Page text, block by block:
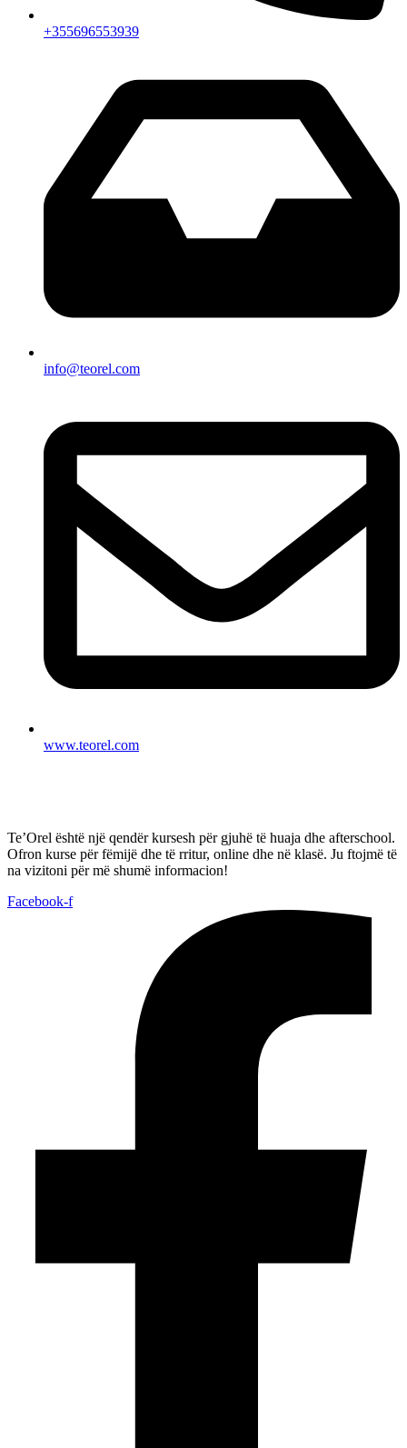
+355696553939
info@teorel.com
www.teorel.com
Te’Orel është një qendër kursesh për gjuhë të huaja dhe afterschool.
Ofron kurse për fëmijë dhe të rritur, online dhe në klasë. Ju ftojmë të
na vizitoni për më shumë informacion!
Facebook-f